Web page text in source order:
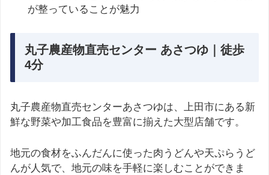
が整っていることが魅力
丸子農産物直売センター あさつゆ｜徒歩
4分
丸子農産物直売センターあさつゆは、上田市にある新
鮮な野菜や加工食品を豊富に揃えた大型店舗です。
地元の食材をふんだんに使った肉うどんや天ぷらうど
んが人気で、地元の味を手軽に楽しむことができま